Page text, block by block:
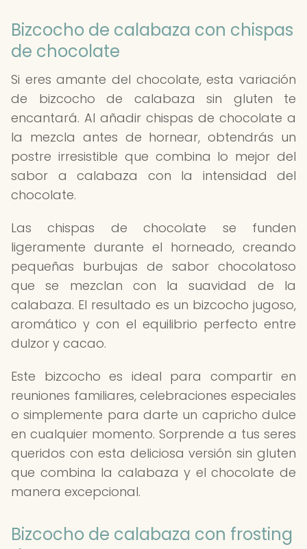
Bizcocho de calabaza con chispas
de chocolate
Si eres amante del chocolate, esta variación
de bizcocho de calabaza sin gluten te
encantará. Al añadir chispas de chocolate a
la mezcla antes de hornear, obtendrás un
postre irresistible que combina lo mejor del
sabor a calabaza con la intensidad del
chocolate.
Las chispas de chocolate se funden
ligeramente durante el horneado, creando
pequeñas burbujas de sabor chocolatoso
que se mezclan con la suavidad de la
calabaza. El resultado es un bizcocho jugoso,
aromático y con el equilibrio perfecto entre
dulzor y cacao.
Este bizcocho es ideal para compartir en
reuniones familiares, celebraciones especiales
o simplemente para darte un capricho dulce
en cualquier momento. Sorprende a tus seres
queridos con esta deliciosa versión sin gluten
que combina la calabaza y el chocolate de
manera excepcional.
Bizcocho de calabaza con frosting